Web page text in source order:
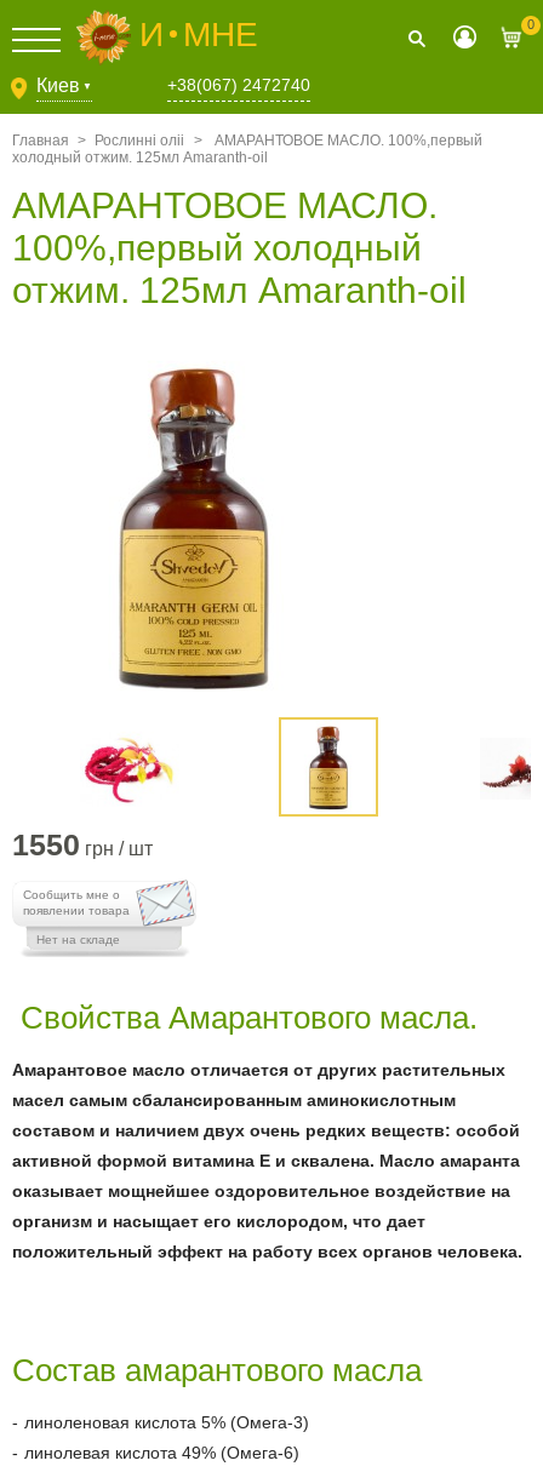
И МНЕ 0
Киев ▼ +38(067) 2472740
Главная > Рослиннi олii >
АМАРАНТОВОЕ МАСЛО. 100%,первый
холодный отжим. 125мл Аmaranth-oil
АМАРАНТОВОЕ МАСЛО.
100%,первый холодный
отжим. 125мл Аmaranth-oil
1550 грн / шт
Сообщить мне о
появлении товара
Нет на складе
Свойства Амарантового масла.
Амарантовое масло отличается от других растительных
масел самым сбалансированным аминокислотным
составом и наличием двух очень редких веществ: особой
активной формой витамина E и сквалена. Масло амаранта
оказывает мощнейшее оздоровительное воздействие на
организм и насыщает его кислородом, что дает
положительный эффект на работу всех органов человека.
Состав амарантового масла
линоленовая кислота 5% (Омега-3)
линолевая кислота 49% (Омега-6)